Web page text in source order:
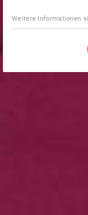
Weitere Informationen